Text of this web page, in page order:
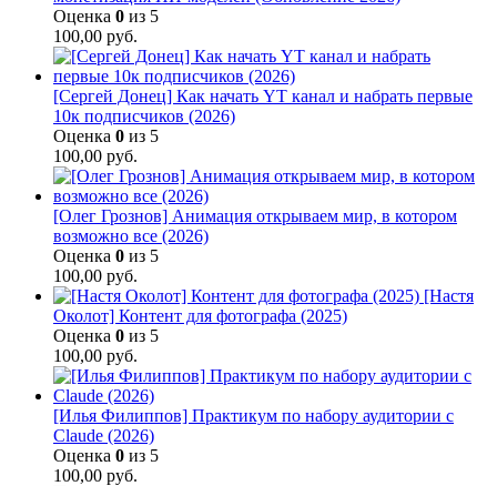
Оценка 0 из 5
100,00 руб.
[Сергей Донец] Как начать YT канал и набрать первые
10к подписчиков (2026)
Оценка 0 из 5
100,00 руб.
[Олег Грознов] Анимация открываем мир, в котором
возможно все (2026)
Оценка 0 из 5
100,00 руб.
[Настя
Околот] Контент для фотографа (2025)
Оценка 0 из 5
100,00 руб.
[Илья Филиппов] Практикум по набору аудитории с
Claude (2026)
Оценка 0 из 5
100,00 руб.